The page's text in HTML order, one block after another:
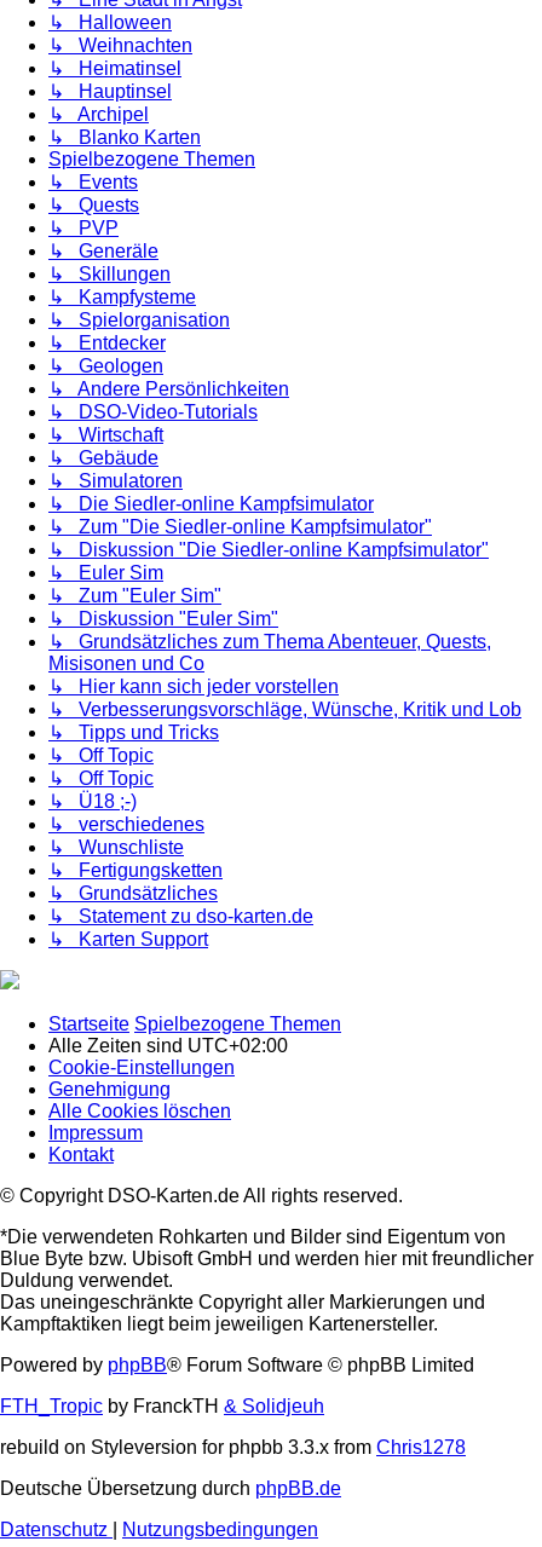
↳ Halloween
↳ Weihnachten
↳ Heimatinsel
↳ Hauptinsel
↳ Archipel
↳ Blanko Karten
Spielbezogene Themen
↳ Events
↳ Quests
↳ PVP
↳ Generäle
↳ Skillungen
↳ Kampfysteme
↳ Spielorganisation
↳ Entdecker
↳ Geologen
↳ Andere Persönlichkeiten
↳ DSO-Video-Tutorials
↳ Wirtschaft
↳ Gebäude
↳ Simulatoren
↳ Die Siedler-online Kampfsimulator
↳ Zum "Die Siedler-online Kampfsimulator"
↳ Diskussion "Die Siedler-online Kampfsimulator"
↳ Euler Sim
↳ Zum "Euler Sim"
↳ Diskussion "Euler Sim"
↳ Grundsätzliches zum Thema Abenteuer, Quests,
Misisonen und Co
↳ Hier kann sich jeder vorstellen
↳ Verbesserungsvorschläge, Wünsche, Kritik und Lob
↳ Tipps und Tricks
↳ Off Topic
↳ Off Topic
↳ Ü18 ;-)
↳ verschiedenes
↳ Wunschliste
↳ Fertigungsketten
↳ Grundsätzliches
↳ Statement zu dso-karten.de
↳ Karten Support
Startseite Spielbezogene Themen
Alle Zeiten sind UTC+02:00
Cookie-Einstellungen
Genehmigung
Alle Cookies löschen
Impressum
Kontakt
© Copyright DSO-Karten.de All rights reserved.
*Die verwendeten Rohkarten und Bilder sind Eigentum von
Blue Byte bzw. Ubisoft GmbH und werden hier mit freundlicher
Duldung verwendet.
Das uneingeschränkte Copyright aller Markierungen und
Kampftaktiken liegt beim jeweiligen Kartenersteller.
Powered by phpBB® Forum Software © phpBB Limited
FTH_Tropic by FranckTH & Solidjeuh
rebuild on Styleversion for phpbb 3.3.x from Chris1278
Deutsche Übersetzung durch phpBB.de
Datenschutz
Nutzungsbedingungen